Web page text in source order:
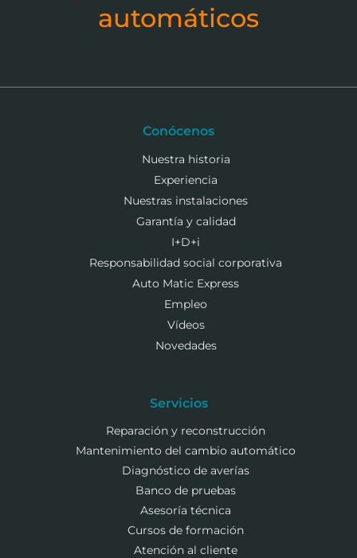
automáticos
Conócenos
Nuestra historia
Experiencia
Nuestras instalaciones
Garantía y calidad
I+D+i
Responsabilidad social corporativa
Auto Matic Express
Empleo
Vídeos
Novedades
Servicios
Reparación y reconstrucción
Mantenimiento del cambio automático
Diagnóstico de averías
Banco de pruebas
Asesoría técnica
Cursos de formación
Atención al cliente